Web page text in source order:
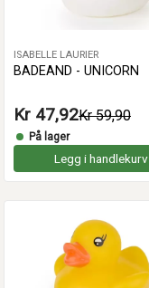
ISABELLE LAURIER
BADEAND - UNICORN
Kr 47,92Kr 59,90
På lager
Legg i handlekurv